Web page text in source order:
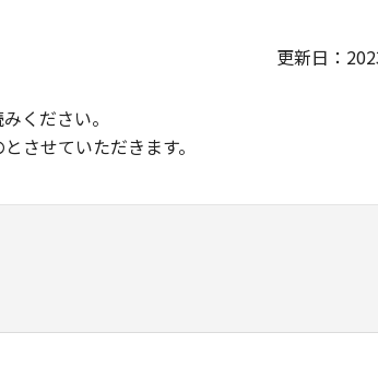
更新日：
ください。
させていただきます。